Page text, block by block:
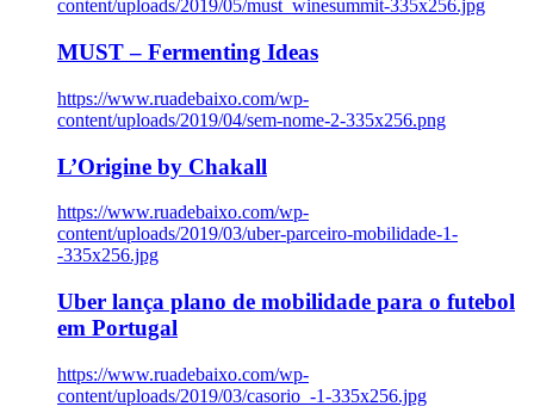
content/uploads/2019/05/must_winesummit-335x256.jpg
MUST – Fermenting Ideas
https://www.ruadebaixo.com/wp-
content/uploads/2019/04/sem-nome-2-335x256.png
L’Origine by Chakall
https://www.ruadebaixo.com/wp-
content/uploads/2019/03/uber-parceiro-mobilidade-1-
-335x256.jpg
Uber lança plano de mobilidade para o futebol
em Portugal
https://www.ruadebaixo.com/wp-
content/uploads/2019/03/casorio_-1-335x256.jpg